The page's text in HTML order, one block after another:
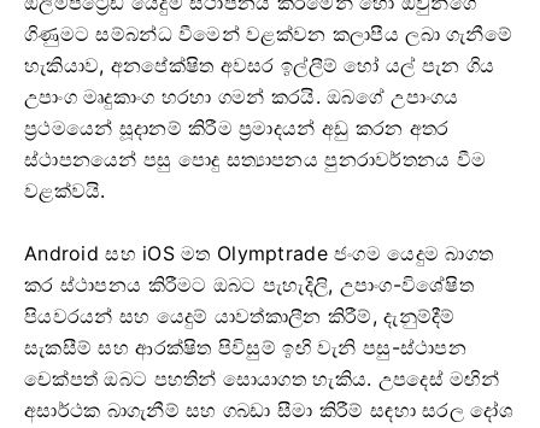
ගිණුමට සම්බන්ධ වීමෙන් වළක්වන කලාපීය ලබා ගැනීමේ
හැකියාව, අනපේක්ෂිත අවසර ඉල්ලීම් හෝ යල් පැන ගිය
උපාංග මෘදුකාංග හරහා ගමන් කරයි. ඔබගේ උපාංගය
ප්‍රථමයෙන් සූදානම් කිරීම ප්‍රමාදයන් අඩු කරන අතර
ස්ථාපනයෙන් පසු පොදු සත්‍යාපනය පුනරාවර්තනය වීම
වළක්වයි.
Android සහ iOS මත Olymptrade ජංගම යෙදුම බාගත
කර ස්ථාපනය කිරීමට ඔබට පැහැදිලි, උපාංග-විශේෂිත
පියවරයන් සහ යෙදුම් යාවත්කාලීන කිරීම්, දැනුම්දීම්
සැකසීම් සහ ආරක්ෂිත පිවිසුම් ඉඟි වැනි පසු-ස්ථාපන
චෙක්පත් ඔබට පහතින් සොයාගත හැකිය. උපදෙස් මඟින්
අසාර්ථක බාගැනීම් සහ ගබඩා සීමා කිරීම් සඳහා සරල දෝශ